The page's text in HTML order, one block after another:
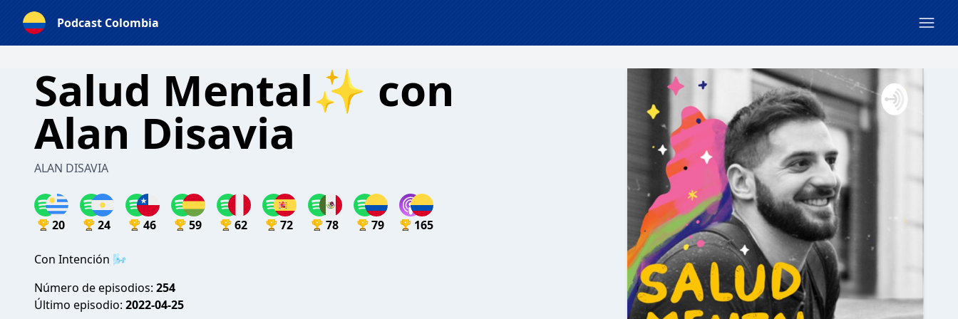
Podcast Colombia
Salud Mental✨ con
Alan Disavia
ALAN DISAVIA
20 24 46 59 62 72 78 79 165
Con Intención 🌬
Número de episodios: 254
Último episodio: 2022-04-25